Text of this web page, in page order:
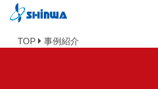
TOP 事例紹介